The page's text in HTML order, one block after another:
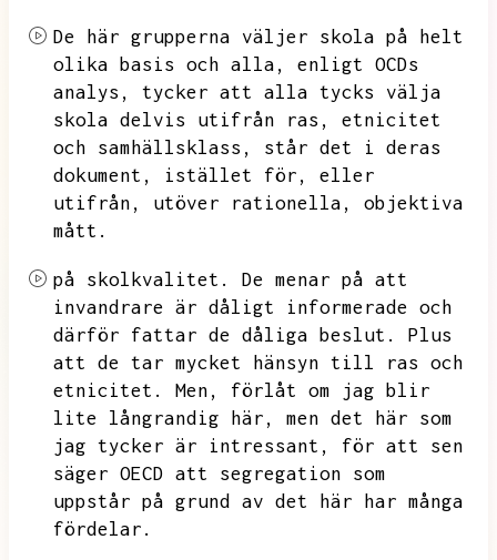
De här grupperna väljer skola på helt
olika basis och alla,
enligt OCDs
analys,
tycker att alla tycks välja
skola delvis utifrån ras,
etnicitet
och samhällsklass,
står det i deras
dokument,
istället för,
eller
utifrån,
utöver rationella,
objektiva
mått.
på skolkvalitet.
De menar på att
invandrare är dåligt informerade och
därför fattar de dåliga beslut.
Plus
att de tar mycket hänsyn till ras och
etnicitet.
Men,
förlåt om jag blir
lite långrandig här,
men det här som
jag tycker är intressant,
för att sen
säger OECD att segregation som
uppstår på grund av det här har många
fördelar.